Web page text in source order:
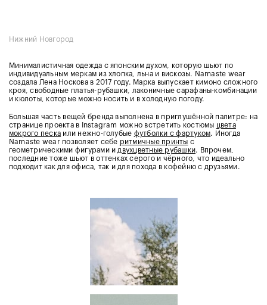
Нижний Новгород
Минималистичная одежда с японским духом, которую шьют по
индивидуальным меркам из хлопка, льна и вискозы. Namaste wear
создала Лена Носкова в 2017 году. Марка выпускает кимоно сложного
кроя, свободные платья-рубашки, лаконичные сарафаны-комбинации
и кюлоты, которые можно носить и в холодную погоду.
Большая часть вещей бренда выполнена в приглушённой палитре: на
странице проекта в Instagram можно встретить костюмы цвета
мокрого песка или нежно-голубые футболки с фартуком. Иногда
Namaste wear позволяет себе ритмичные принты с
геометрическими фигурами идвухцветные рубашки. Впрочем,
последние тоже шьют в оттенках серого и чёрного, что идеально
подходит как для офиса, так и для похода в кофейню с друзьями.